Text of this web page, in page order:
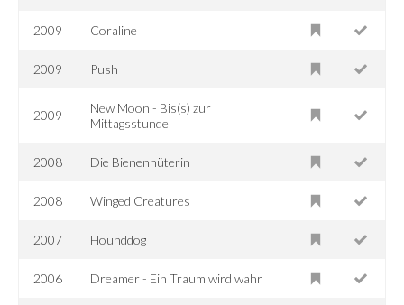
2009 Coraline
2009 Push
2009
New Moon - Bis(s) zur
Mittagsstunde
2008 Die Bienenhüterin
2008 Winged Creatures
2007 Hounddog
2006 Dreamer - Ein Traum wird wahr